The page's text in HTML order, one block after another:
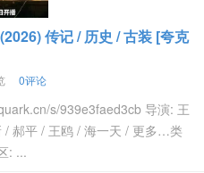
传记 / 历史 / 古装 [夸克
0评论
s/939e3faed3cb 导演: 王
/ 郝平 / 王鸥 / 海一天 / 更多…类
: ...